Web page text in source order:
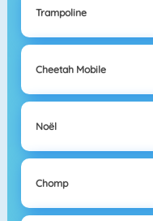
Trampoline
Cheetah Mobile
Noël
Chomp